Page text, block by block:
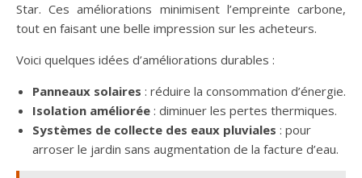
Star. Ces améliorations minimisent l’empreinte carbone,
tout en faisant une belle impression sur les acheteurs.
Voici quelques idées d’améliorations durables :
Panneaux solaires : réduire la consommation d’énergie.
Isolation améliorée : diminuer les pertes thermiques.
Systèmes de collecte des eaux pluviales : pour
arroser le jardin sans augmentation de la facture d’eau.